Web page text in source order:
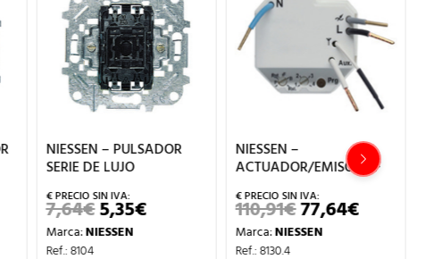
NIESSEN – PULSADOR
SERIE DE LUJO
7,64€EL
PRECIO
ORIGINAL
5,35€EL
PRECIO
Marca:NIESSEN
Ref.: 8104
NIESSEN –
ACTUADOR/EMISOR RF
110,91€EL
PRECIO
ORIGINAL
77,64€EL
PRECIO
Marca:NIESSEN
Ref.: 8130.4